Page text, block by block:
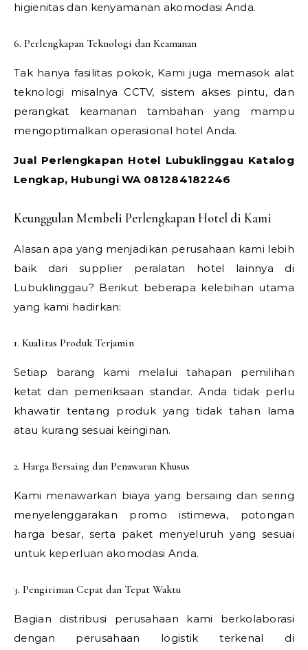
higienitas dan kenyamanan akomodasi Anda.
6. Perlengkapan Teknologi dan Keamanan
Tak hanya fasilitas pokok, Kami juga memasok alat
teknologi misalnya CCTV, sistem akses pintu, dan
perangkat keamanan tambahan yang mampu
mengoptimalkan operasional hotel Anda.
Jual Perlengkapan Hotel Lubuklinggau Katalog
Lengkap, Hubungi WA 081284182246
Keunggulan Membeli Perlengkapan Hotel di Kami
Alasan apa yang menjadikan perusahaan kami lebih
baik dari supplier peralatan hotel lainnya di
Lubuklinggau? Berikut beberapa kelebihan utama
yang kami hadirkan:
1. Kualitas Produk Terjamin
Setiap barang kami melalui tahapan pemilihan
ketat dan pemeriksaan standar. Anda tidak perlu
khawatir tentang produk yang tidak tahan lama
atau kurang sesuai keinginan.
2. Harga Bersaing dan Penawaran Khusus
Kami menawarkan biaya yang bersaing dan sering
menyelenggarakan promo istimewa, potongan
harga besar, serta paket menyeluruh yang sesuai
untuk keperluan akomodasi Anda.
3. Pengiriman Cepat dan Tepat Waktu
Bagian distribusi perusahaan kami berkolaborasi
dengan perusahaan logistik terkenal di